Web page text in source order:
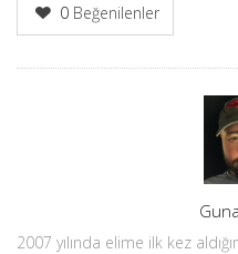
0 Beğenilenler
2007 yılında elime ilk kez